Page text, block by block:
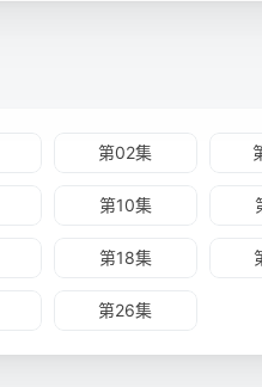
第02集
第10集
第18集
第26集